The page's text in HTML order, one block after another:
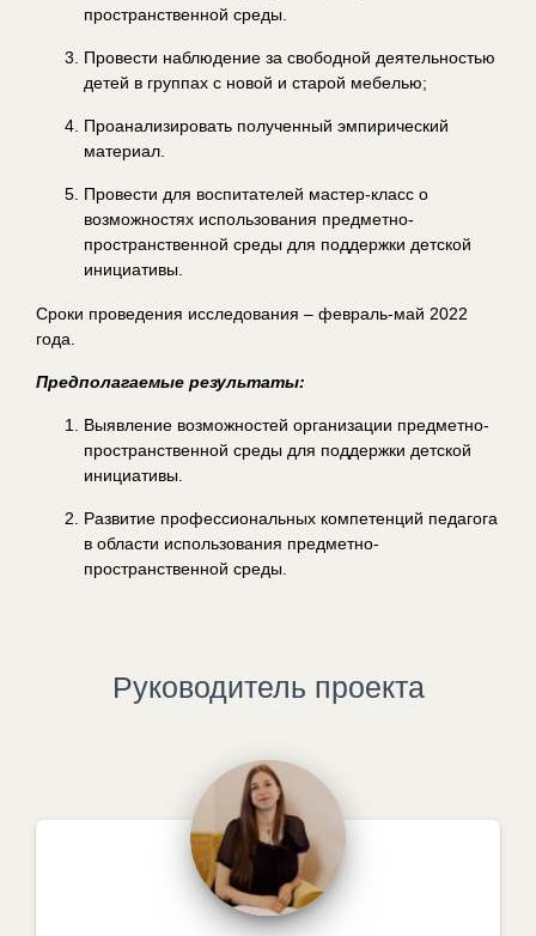
пространственной среды.
Провести наблюдение за свободной деятельностью
детей в группах с новой и старой мебелью;
Проанализировать полученный эмпирический
материал.
Провести для воспитателей мастер-класс о
возможностях использования предметно-
пространственной среды для поддержки детской
инициативы.
Сроки проведения исследования – февраль-май 2022
года.
Предполагаемые результаты:
Выявление возможностей организации предметно-
пространственной среды для поддержки детской
инициативы.
Развитие профессиональных компетенций педагога
в области использования предметно-
пространственной среды.
Руководитель проекта